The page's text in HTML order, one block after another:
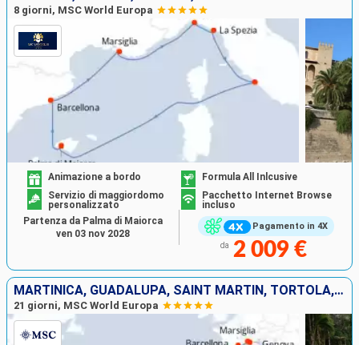
8 giorni, MSC World Europa
Pagamento in 4X
Animazione a bordo
Formula All Inlcusive
Servizio di maggiordomo
personalizzato
Pacchetto Internet Browse
incluso
da 2 009 €
Partenza da Palma di Maiorca
ven 03 nov 2028
MARTINICA, GUADALUPA, SAINT MARTIN, TORTOLA, ANTIGUA E BARBUDA, TENERIFE, SPAGNA, FRANCIA, ITALIA, MAIORCA
21 giorni, MSC World Europa